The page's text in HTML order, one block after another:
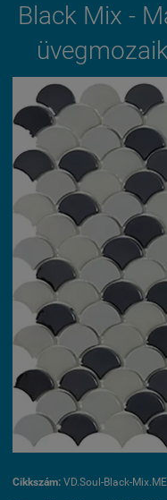
Black Mix -
Cikkszám: VD.Soul-Black-